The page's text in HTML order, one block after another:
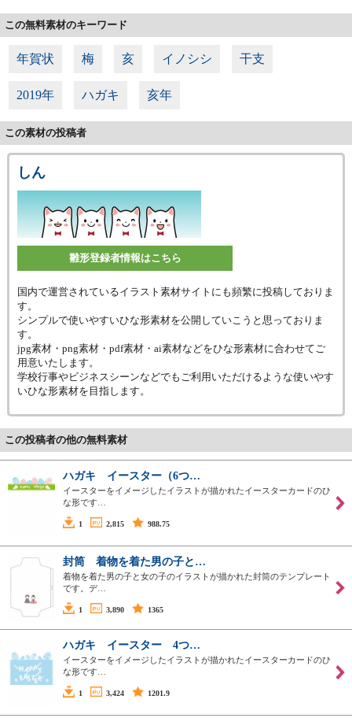
この無料素材のキーワード
年賀状 梅 亥 イノシシ 干支
2019年 ハガキ 亥年
この素材の投稿者
しん
雛形登録者情報はこちら
国内で運営されているイラスト素材サイトにも頻繁に投稿しておりま
す。
シンプルで使いやすいひな形素材を公開していこうと思っておりま
す。
jpg素材・png素材・pdf素材・ai素材などをひな形素材に合わせてご
用意いたします。
学校行事やビジネスシーンなどでもご利用いただけるような使いやす
いひな形素材を目指します。
この投稿者の他の無料素材
ハガキ イースター（6つ…
イースターをイメージしたイラストが描かれたイースターカードのひ
な形です…
1 2,815 988.75
封筒 着物を着た男の子と…
着物を着た男の子と女の子のイラストが描かれた封筒のテンプレート
です。デ…
1 3,890 1365
ハガキ イースター 4つ…
イースターをイメージしたイラストが描かれたイースターカードのひ
な形です…
1 3,424 1201.9